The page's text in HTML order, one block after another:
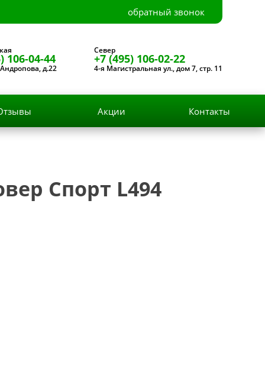
обратный звонок
106-04-44
д.22
Север
+7 (495) 106-02-22
4-я Магистральная ул., дом 7, стр. 11
Акции Контакты
Спорт L494